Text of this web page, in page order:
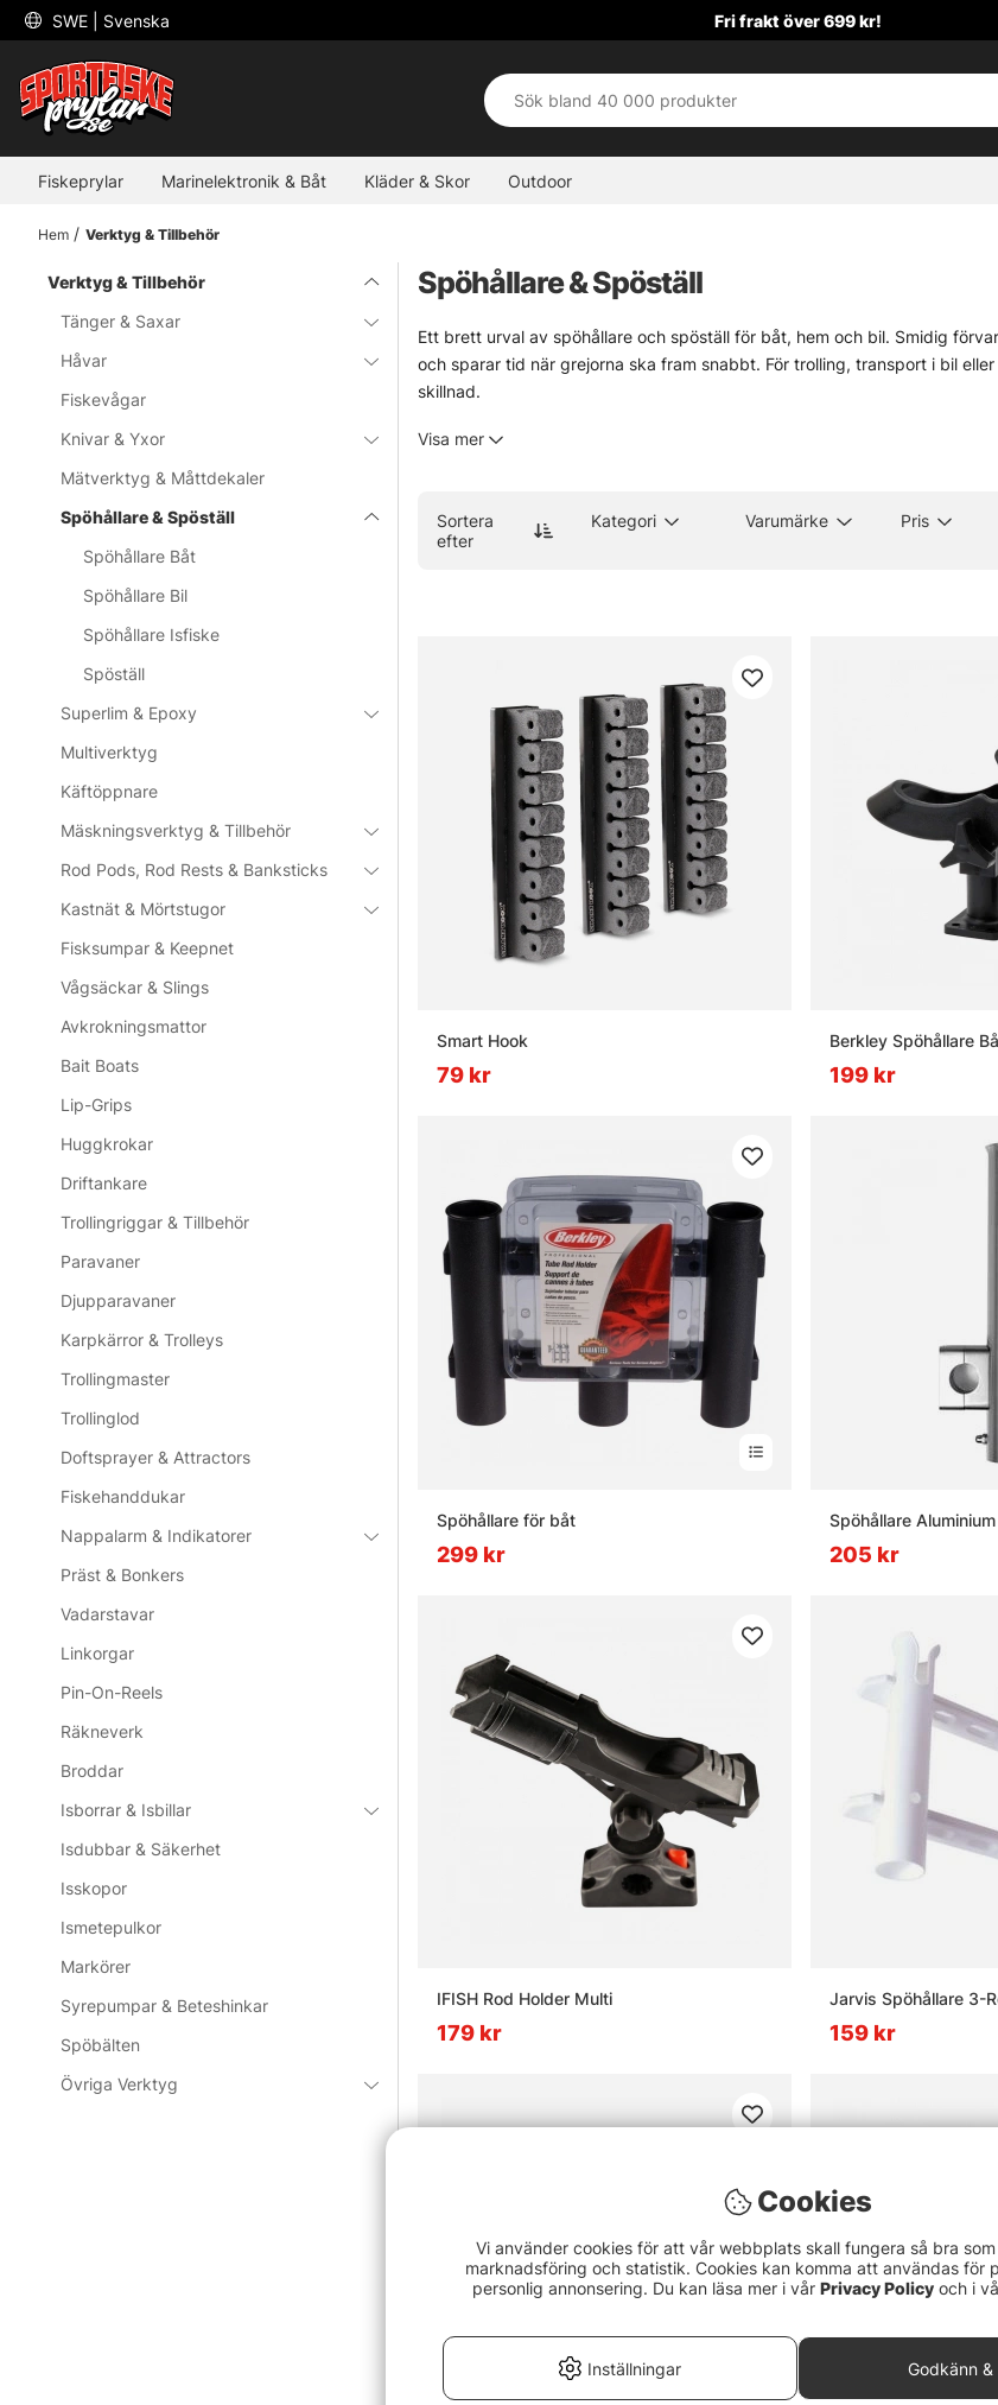
SWE | Svenska Fri frakt över 699 kr!
Fiskeprylar Marinelektronik & Båt Kläder & Skor Outdoor
Hem Verktyg & Tillbehör
Verktyg & Tillbehör
Tänger & Saxar
Håvar
Fiskevågar
Knivar & Yxor
Mätverktyg & Måttdekaler
Spöhållare & Spöställ
Spöhållare Båt
Spöhållare Bil
Spöhållare Isfiske
Spöställ
Superlim & Epoxy
Multiverktyg
Käftöppnare
Mäskningsverktyg & Tillbehör
Rod Pods, Rod Rests & Banksticks
Kastnät & Mörtstugor
Fisksumpar & Keepnet
Vågsäckar & Slings
Avkrokningsmattor
Bait Boats
Lip-Grips
Huggkrokar
Driftankare
Trollingriggar & Tillbehör
Paravaner
Djupparavaner
Karpkärror & Trolleys
Trollingmaster
Trollinglod
Doftsprayer & Attractors
Fiskehanddukar
Nappalarm & Indikatorer
Präst & Bonkers
Vadarstavar
Linkorgar
Pin-On-Reels
Räkneverk
Broddar
Isborrar & Isbillar
Isdubbar & Säkerhet
Isskopor
Ismetepulkor
Markörer
Syrepumpar & Beteshinkar
Spöbälten
Övriga Verktyg
Spöhållare & Spöställ
Ett brett urval av spöhållare och spöställ för båt, hem och bil. Smidig
och sparar tid när grejorna ska fram snabbt. För trolling, transport i bil
skillnad.
Sortimentet rymmer välkända varumärken och modeller som känns
blir en bra hållare inte bara bekvämlighet, utan ett riktigt vettigt skydd.
Vanliga frågor om spöhållare och spöställ
Vad är en spöhållare?
Vad är ett spöställ?
Varför använda spöhållare i båten?
Visa mer
Sortera
efter
Kategori Varumärke Pris
Smart Hook
79 kr
Berkley Spöhållare
199 kr
Spöhållare för båt
299 kr
Spöhållare
205 kr
IFISH Rod Holder Multi
179 kr
Jarvis Spöhållare 3-
159 kr
Cookies
Vi använder cookies för att vår webbplats skall fungera så bra
marknadsföring och statistik. Cookies kan komma att användas för
personlig annonsering. Du kan läsa mer i vår Privacy Policy och i
Inställningar Godkänn &